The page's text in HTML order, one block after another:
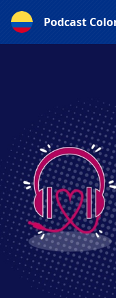
Podcast